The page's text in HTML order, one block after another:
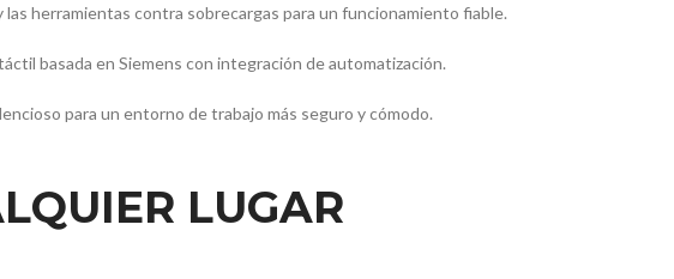
las herramientas contra sobrecargas para un funcionamiento fiable.
basada en Siemens con integración de automatización.
para un entorno de trabajo más seguro y cómodo.
LUGAR